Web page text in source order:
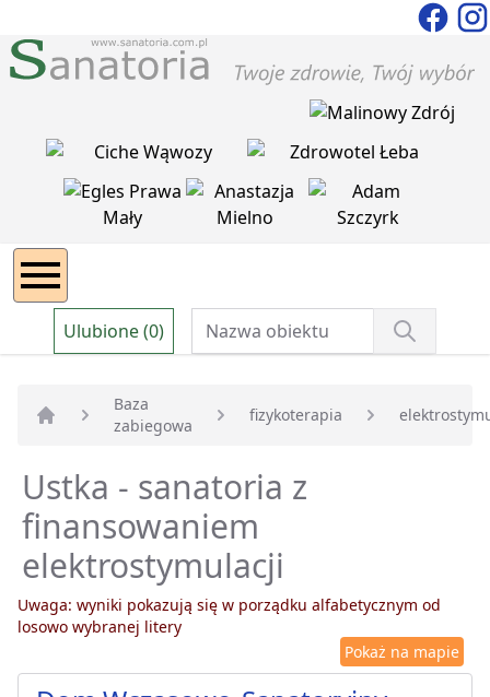
Ulubione (0)
Strona główna
Baza
zabiegowa
fizykoterapia
Ustka - sanatoria z
finansowaniem
elektrostymulacji
Uwaga: wyniki pokazują się w porządku alfabetycznym od
losowo wybranej litery
Pokaż na mapie